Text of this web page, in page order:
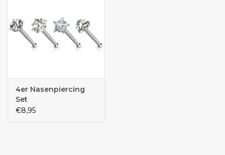
4er Nasenpiercing
Set
€8,95